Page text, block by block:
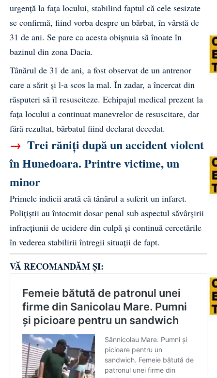
urgență la fața locului, stabilind faptul că cele sesizate
se confirmă, fiind vorba despre un bărbat, în vârstă de
31 de ani. Se pare ca acesta obișnuia să înoate în
bazinul din zona Dacia.
Tânărul de 31 de ani, a fost observat de un antrenor
care a sărit și l-a scos la mal. În zadar, a încercat din
răsputeri să îl resusciteze. Echipajul medical prezent la
fața locului a continuat manevrelor de resuscitare, dar
fără rezultat, bărbatul fiind declarat decedat.
→ Trei răniți după un accident violent
în Hunedoara. Printre victime, un
minor
Primele indicii arată că tânărul a suferit un infarct.
Polițiștii au întocmit dosar penal sub aspectul săvârșirii
infracțiunii de ucidere din culpă și continuă cercetările
în vederea stabilirii întregii situații de fapt.
VĂ RECOMANDĂM ȘI: